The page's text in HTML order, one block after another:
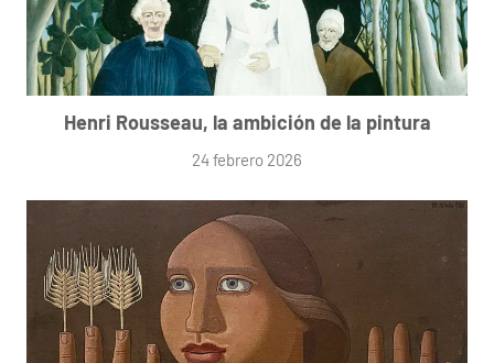
Henri Rousseau, la ambición de la pintura
24 febrero 2026